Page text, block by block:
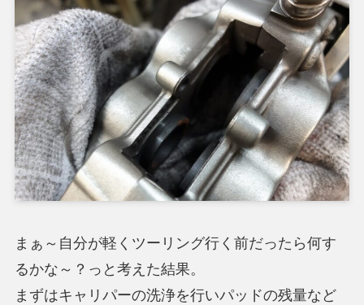
まぁ～自分が軽くツーリング行く前だったら何す
るかな～？っと考えた結果。
まずはキャリパーの洗浄を行いパッドの残量など